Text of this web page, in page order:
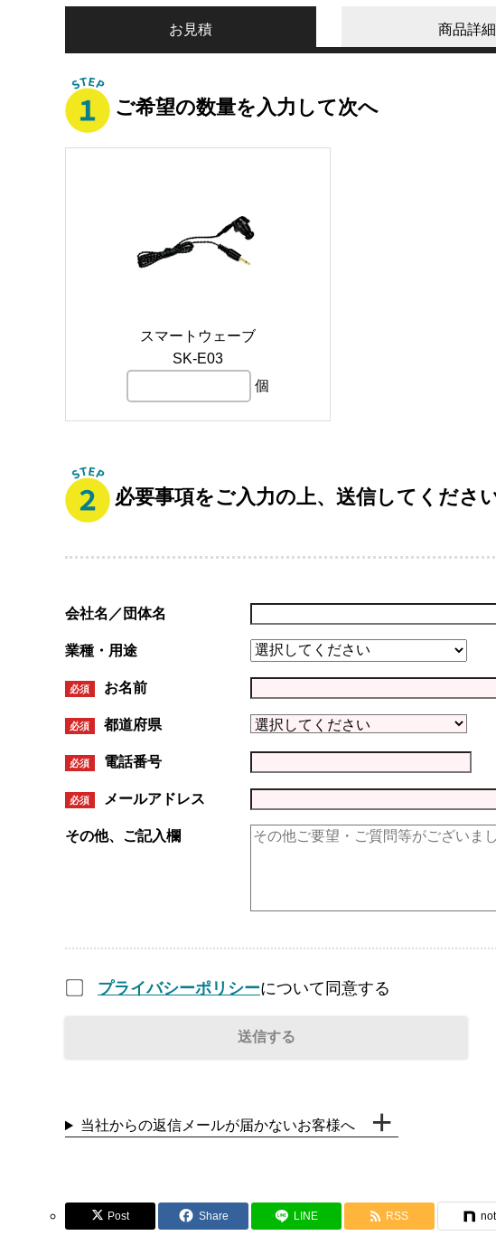
お見積 商品詳細
ご希望の数量を入力して次へ
スマートウェーブ
SK-E03
個
必要事項をご入力の上、送信してくださ
会社名／団体名
業種・用途
必須 お名前
必須 都道府県
必須 電話番号
必須 メールアドレス
その他、ご記入欄
プライバシーポリシーについて同意する
当社からの返信メールが届かないお客様へ
Post Share LINE RSS